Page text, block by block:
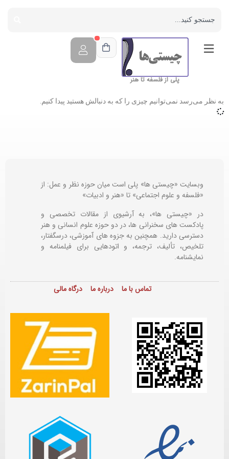
پلی از فلسفه تا هنر
به نظر می‌رسد نمی‌توانیم چیزی را که به دنبالش هستید پیدا کنیم.
وبسایت «چیستی ها» پلی است میان حوزه نظر و عمل: از
«فلسفه و علوم اجتماعی» تا «هنر و ادبیات»
در «چیستی ها»، به آرشیوی از مقالات تخصصی و
پادکست های سخنرانی ها، در دو حوزه علوم انسانی و هنر
دسترسی دارید. همچنین به جزوه های آموزشی، درسگفتار،
تلخیص، تألیف، ترجمه، و اتودهایی برایفیلمنامه و
نمایشنامه.
تماس با ما درباره ما درگاه مالی